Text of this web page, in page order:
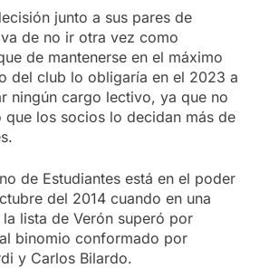
junto a sus pares de
de no ir otra vez como
de mantenerse en el máximo
del club lo obligaría en el 2023 a
ningún cargo lectivo, ya que no
que los socios lo decidan más de
de Estudiantes está en el poder
del 2014 cuando en una
lista de Verón superó por
binomio conformado por
y Carlos Bilardo.